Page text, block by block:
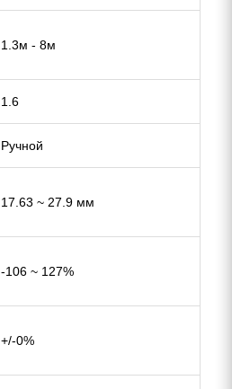
1.3м - 8м
1.6
Ручной
17.63 ~ 27.9 мм
-106 ~ 127%
+/-0%